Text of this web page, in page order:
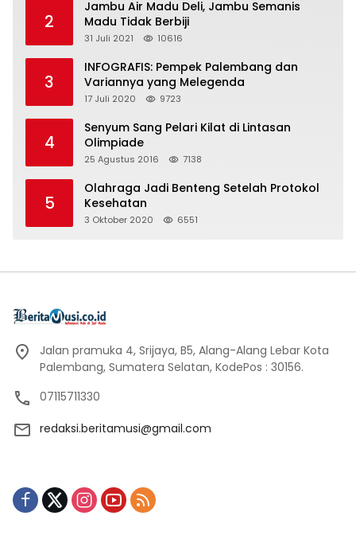
2
Jambu Air Madu Deli, Jambu Semanis
Madu Tidak Berbiji
31 Juli 2021 10616
3
INFOGRAFIS: Pempek Palembang dan
Variannya yang Melegenda
17 Juli 2020 9723
4
Senyum Sang Pelari Kilat di Lintasan
Olimpiade
25 Agustus 2016 7138
5
Olahraga Jadi Benteng Setelah Protokol
Kesehatan
3 Oktober 2020 6551
Jalan pramuka 4, Srijaya, B5, Alang-Alang Lebar Kota
Palembang, Sumatera Selatan, KodePos : 30156.
07115711330
redaksi.beritamusi@gmail.com